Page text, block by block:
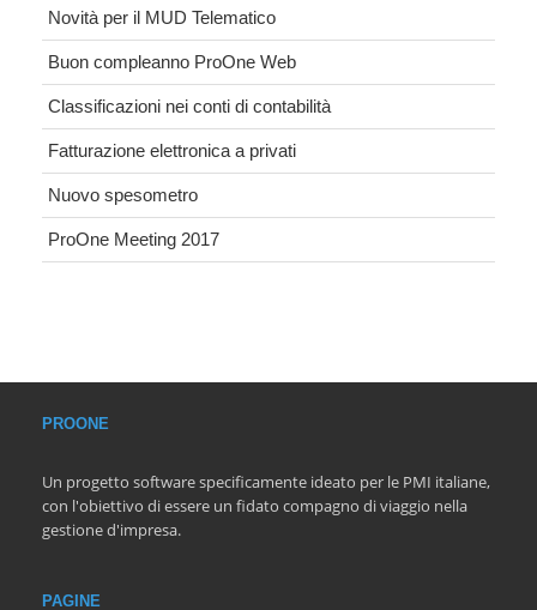
Novità per il MUD Telematico
Buon compleanno ProOne Web
Classificazioni nei conti di contabilità
Fatturazione elettronica a privati
Nuovo spesometro
ProOne Meeting 2017
PROONE
Un progetto software specificamente ideato per le PMI italiane,
con l'obiettivo di essere un fidato compagno di viaggio nella
gestione d'impresa.
PAGINE